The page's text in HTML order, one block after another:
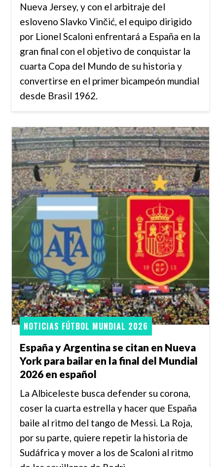
Nueva Jersey, y con el arbitraje del
esloveno Slavko Vinčić, el equipo dirigido
por Lionel Scaloni enfrentará a España en la
gran final con el objetivo de conquistar la
cuarta Copa del Mundo de su historia y
convertirse en el primer bicampeón mundial
desde Brasil 1962.
España y Argentina se citan en Nueva
York para bailar en la final del Mundial
2026 en español
NOTICIAS FÚTBOL MUNDIAL 2026
La Albiceleste busca defender su corona,
coser la cuarta estrella y hacer que España
baile al ritmo del tango de Messi. La Roja,
por su parte, quiere repetir la historia de
Sudáfrica y mover a los de Scaloni al ritmo